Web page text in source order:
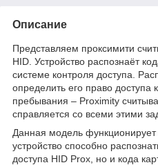
Описание
Представляем проксимити
HID. Устройство распознаёт
системе контроля доступа.
определить его право доступа
пребывания – Proximity
справляется со всеми этими
Данная модель
устройство способно
доступа HID Prox, но и кода